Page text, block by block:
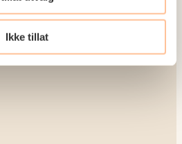
Ikke tillat